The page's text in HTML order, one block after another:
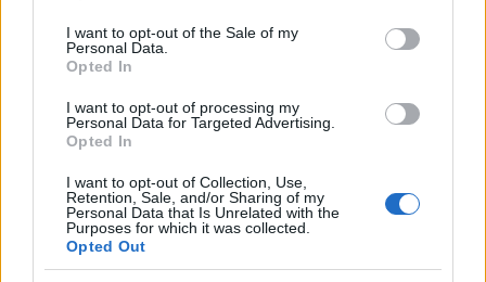
consent section.
I want to opt-out of the Sale of my
Personal Data.
Opted In
I want to opt-out of processing my
Personal Data for Targeted Advertising.
Opted In
I want to opt-out of Collection, Use,
Retention, Sale, and/or Sharing of my
Personal Data that Is Unrelated with the
Purposes for which it was collected.
Opted Out
Sangue, musica e solidarietà con Avis Olbia al
Meteo Olbia 9 agosto, temperature in calo
Salmo finisce in ospedale a Catania, ma il tour
va avanti: “Sicilia, ci sono”